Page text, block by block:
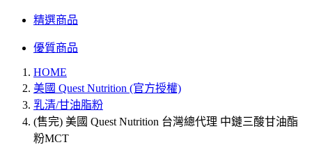
精選商品
優質商品
HOME
美國 Quest Nutrition (官方授權)
乳清/甘油脂粉
(售完) 美國 Quest Nutrition 台灣總代理 中鏈三酸甘油酯
粉MCT